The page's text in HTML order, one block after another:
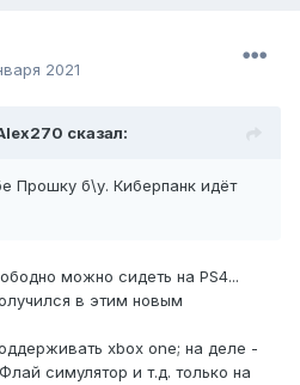
2021
сказал:
Прошку б\у. Киберпанк идёт
можно сидеть на PS4...
в этим новым
xbox one; на деле -
симулятор и т.д. только на